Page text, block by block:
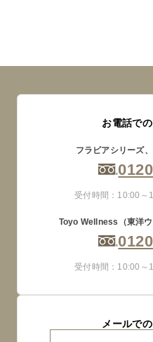
お電話で
フラビアシリーズ
受付時間：10:00～
Toyo Wellness（東洋
受付時間：10:00～
メールで